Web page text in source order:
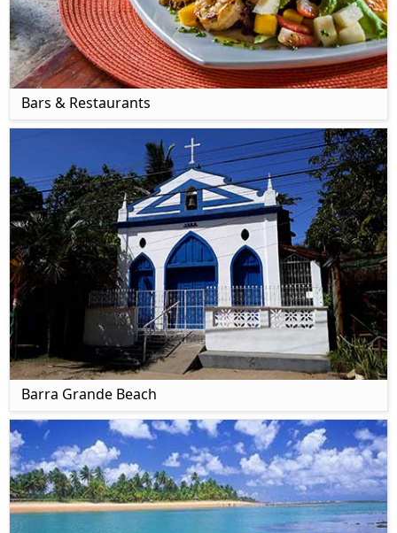
Bars & Restaurants
Barra Grande Beach